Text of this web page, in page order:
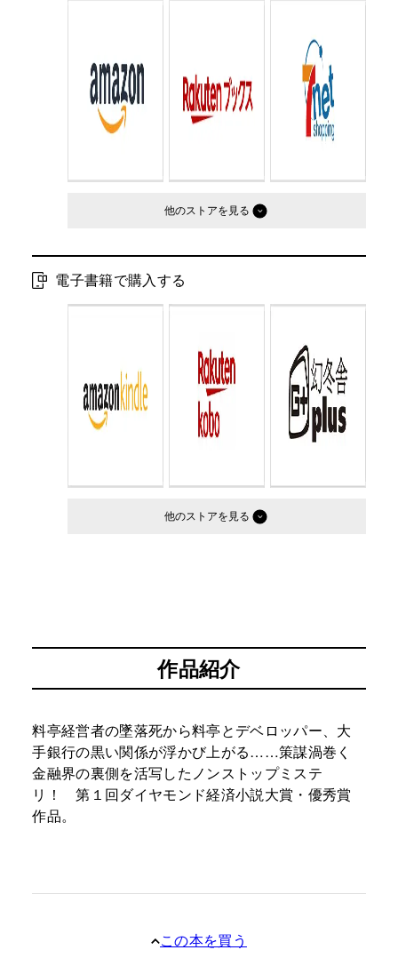
判型： 文庫判
他のストア
電子書籍で購入する
他のストア
作品紹介
料亭経営者の墜落死から料亭とデベロッパー、大
手銀行の黒い関係が浮かび上がる……策謀渦巻く
金融界の裏側を活写したノンストップミステ
リ！ 第１回ダイヤモンド経済小説大賞・優秀賞
作品。
この本を買う